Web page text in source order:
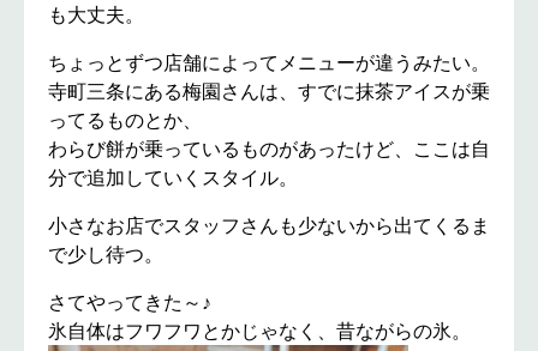
も大丈夫。
ちょっとずつ店舗によってメニューが違うみたい。
寺町三条にある梅園さんは、すでに抹茶アイスが乗
ってるものとか、
わらび餅が乗っているものがあったけど、ここは自
分で追加していくスタイル。
小さなお店でスタッフさんも少ないから出てくるま
で少し待つ。
さてやってきた～♪
氷自体はフワフワとかじゃなく、昔ながらの氷。